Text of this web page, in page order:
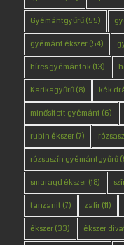
Gyémántgyűrű(55)
gyémánt ékszer(54)
híres gyémántok(13)
Karikagyűrű(8) kék
minősített gyémánt (6)
rubin ékszer(7)
rózsaszín gyémántgyűrű
smaragd ékszer(18)
tanzanit (7) zafír(11)
ékszer(33) ékszer